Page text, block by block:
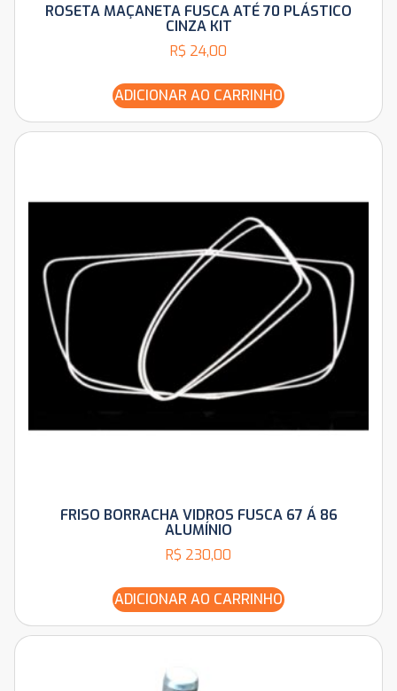
ROSETA MAÇANETA FUSCA ATÉ 70 PLÁSTICO
CINZA KIT
R$ 24,00
ADICIONAR AO CARRINHO
FRISO BORRACHA VIDROS FUSCA 67 Á 86
ALUMÍNIO
R$ 230,00
ADICIONAR AO CARRINHO